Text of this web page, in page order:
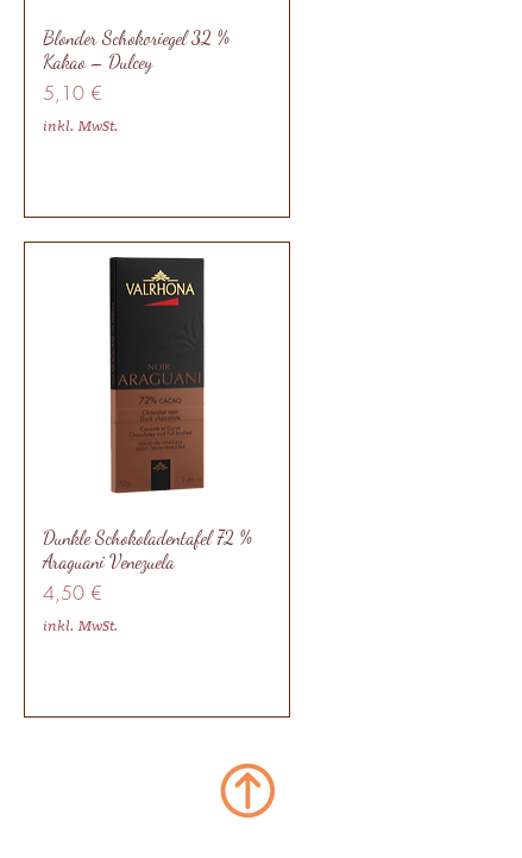
Blonder Schokoriegel 32 %
Kakao – Dulcey
Preis
5,10 €
inkl. MwSt.
Dunkle Schokoladentafel 72 %
Araguani Venezuela
Preis
4,50 €
inkl. MwSt.